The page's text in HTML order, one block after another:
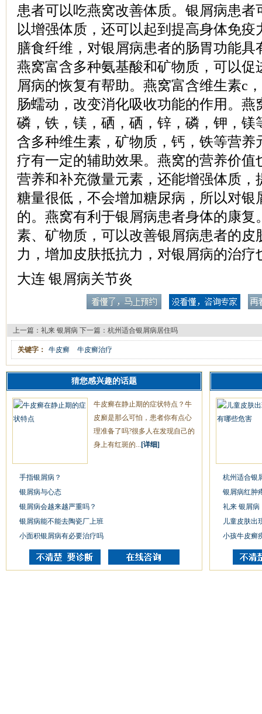
患者可以吃燕窝改善体质。银屑病患者
以增强体质，还可以起到提高身体免疫
膳食纤维，对银屑病患者的肠胃功能具
燕窝富含多种氨基酸和矿物质，可以促
屑病的恢复有帮助。燕窝富含维生素c
肠蠕动，改变消化吸收功能的作用。燕
磷，铁，镁，硒，硒，锌，磷，钾，镁
含多种维生素，矿物质，钙，铁等营养
疗有一定的辅助效果。燕窝的营养价值
营养和补充微量元素，还能增强体质，
糖量很低，不会增加糖尿病，所以对银
的。燕窝有利于银屑病患者身体的康复
素、矿物质，可以改善银屑病患者的皮
力，增加皮肤抵抗力，对银屑病的治疗
大连 银屑病关节炎
上一篇： 礼来 银屑病 下一篇： 杭州适合银屑病居住吗
关键字： 牛皮癣 牛皮癣治疗
猜您感兴趣的话题
牛皮癣在静止期的症状特点？牛
皮廯是那么可怕，患者你有点心
理准备了吗?很多人在发现自己的
身上有红斑的... [详细]
手指银屑病？
银屑病与心态
银屑病会越来越严重吗？
银屑病能不能去陶瓷厂上班
小面积银屑病有必要治疗吗
杭州适合银
银屑病红肿
礼来 银屑病
儿童皮肤出
小孩牛皮癣